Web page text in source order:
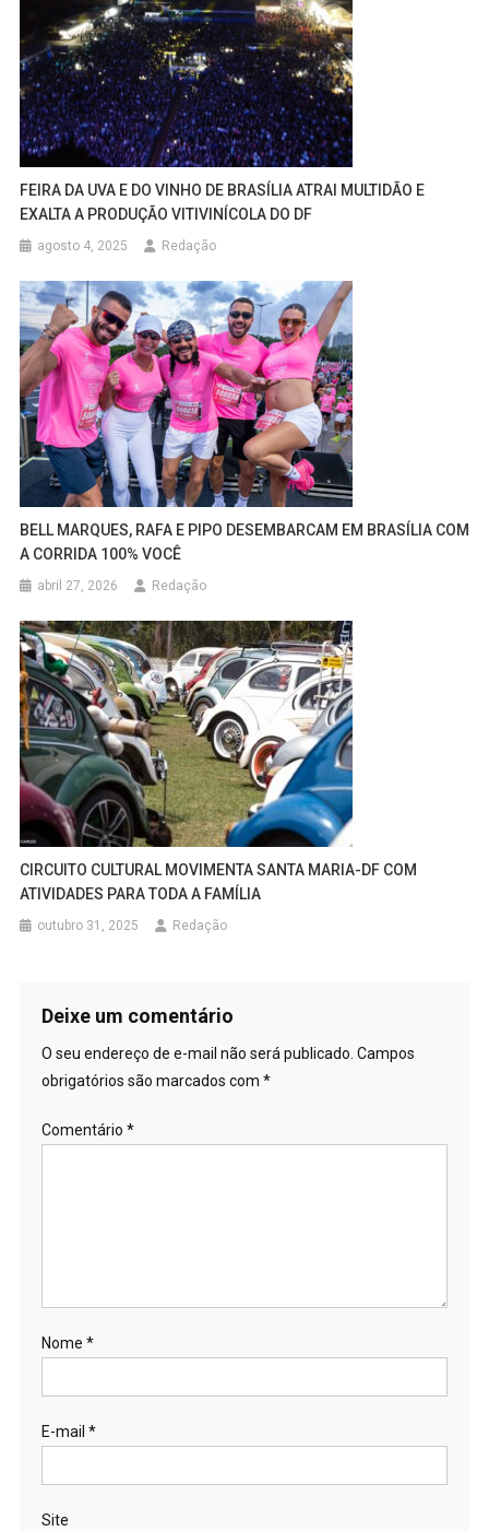
FEIRA DA UVA E DO VINHO DE BRASÍLIA ATRAI MULTIDÃO E
EXALTA A PRODUÇÃO VITIVINÍCOLA DO DF
agosto 4, 2025 Redação
BELL MARQUES, RAFA E PIPO DESEMBARCAM EM BRASÍLIA COM
A CORRIDA 100% VOCÊ
abril 27, 2026 Redação
CIRCUITO CULTURAL MOVIMENTA SANTA MARIA-DF COM
ATIVIDADES PARA TODA A FAMÍLIA
outubro 31, 2025 Redação
Deixe um comentário
O seu endereço de e-mail não será publicado. Campos
obrigatórios são marcados com *
Comentário *
Nome *
E-mail *
Site